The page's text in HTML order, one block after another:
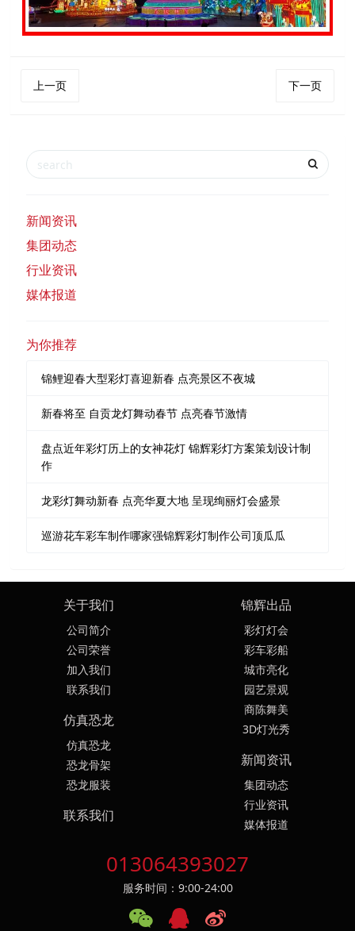
上一页 下一页
新闻资讯
集团动态
行业资讯
媒体报道
为你推荐
锦鲤迎春大型彩灯喜迎新春 点亮景区不夜城
新春将至 自贡龙灯舞动春节 点亮春节激情
盘点近年彩灯历上的女神花灯 锦辉彩灯方案策划设计制
作
龙彩灯舞动新春 点亮华夏大地 呈现绚丽灯会盛景
巡游花车彩车制作哪家强锦辉彩灯制作公司顶瓜瓜
关于我们
公司简介
公司荣誉
加入我们
联系我们
锦辉出品
彩灯灯会
彩车彩船
城市亮化
园艺景观
商陈舞美
3D灯光秀
仿真恐龙
仿真恐龙
恐龙骨架
恐龙服装
新闻资讯
集团动态
行业资讯
媒体报道
联系我们
013064393027
服务时间：9:00-24:00